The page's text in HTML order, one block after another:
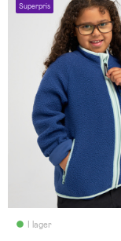
Superpris
I lager